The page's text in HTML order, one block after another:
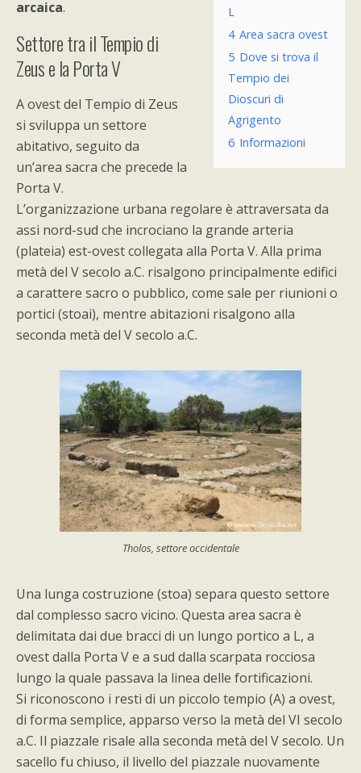
L
4 Area sacra ovest
5 Dove si trova il
Tempio dei
Dioscuri di
Agrigento
6 Informazioni
arcaica.
Settore tra il Tempio di
Zeus e la Porta V
A ovest del Tempio di Zeus
si sviluppa un settore
abitativo, seguito da
un’area sacra che precede la
Porta V.
L’organizzazione urbana regolare è attraversata da
assi nord-sud che incrociano la grande arteria
(plateia) est-ovest collegata alla Porta V. Alla prima
metà del V secolo a.C. risalgono principalmente edifici
a carattere sacro o pubblico, come sale per riunioni o
portici (stoai), mentre abitazioni risalgono alla
seconda metà del V secolo a.C.
Tholos, settore occidentale
Una lunga costruzione (stoa) separa questo settore
dal complesso sacro vicino. Questa area sacra è
delimitata dai due bracci di un lungo portico a L, a
ovest dalla Porta V e a sud dalla scarpata rocciosa
lungo la quale passava la linea delle fortificazioni.
Si riconoscono i resti di un piccolo tempio (A) a ovest,
di forma semplice, apparso verso la metà del VI secolo
a.C. Il piazzale risale alla seconda metà del V secolo. Un
sacello fu chiuso, il livello del piazzale nuovamente